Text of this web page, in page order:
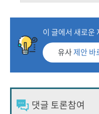
이 글에서 새로운
유사 제안 바